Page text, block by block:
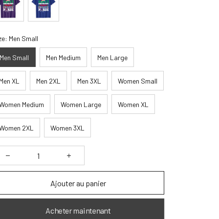
Men Small
Men Small Men Medium Men Large
XL Men 2XL Men 3XL Women Small
Medium Women Large Women XL
2XL Women 3XL
Ajouter au panier
Acheter maintenant